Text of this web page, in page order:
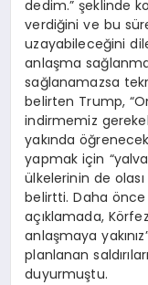
dedim.” şeklinde
verdiğini ve bu
uzayabileceğini
anlaşma
sağlanamazsa
belirten Trump,
indirmemiz
yakında
yapmak için
ülkelerinin de
belirtti. Daha önce
açıklamada,
anlaşmaya
planlanan
duyurmuştu.